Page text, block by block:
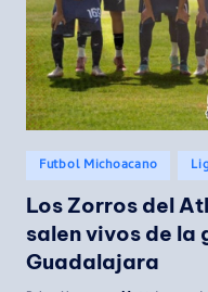
Publicado
en
Futbol Michoacano
Los Zorros del
salen vivos de la
Guadalajara